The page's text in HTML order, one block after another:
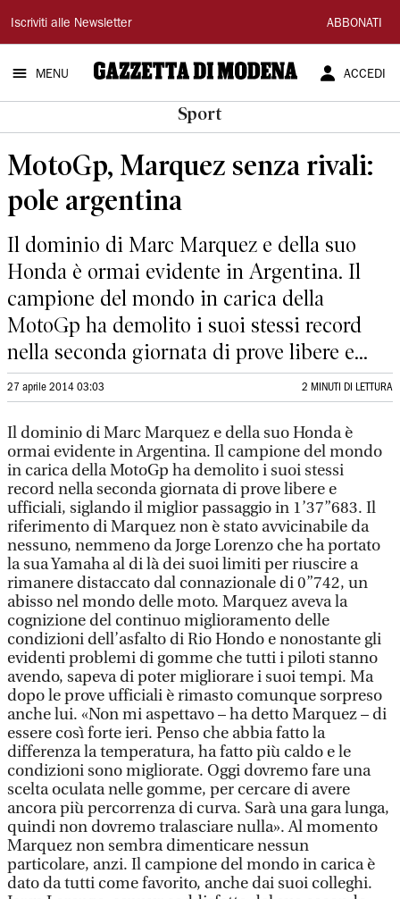
Gazzetta
di
Modena
Iscriviti alle Newsletter ABBONATI
MENU ACCEDI
Sport
MotoGp, Marquez senza rivali:
pole argentina
Il dominio di Marc Marquez e della suo
Honda è ormai evidente in Argentina. Il
campione del mondo in carica della
MotoGp ha demolito i suoi stessi record
nella seconda giornata di prove libere e...
27 aprile 2014 03:03 2 MINUTI DI LETTURA
Il dominio di Marc Marquez e della suo Honda è
ormai evidente in Argentina. Il campione del mondo
in carica della MotoGp ha demolito i suoi stessi
record nella seconda giornata di prove libere e
ufficiali, siglando il miglior passaggio in 1’37”683. Il
riferimento di Marquez non è stato avvicinabile da
nessuno, nemmeno da Jorge Lorenzo che ha portato
la sua Yamaha al di là dei suoi limiti per riuscire a
rimanere distaccato dal connazionale di 0”742, un
abisso nel mondo delle moto. Marquez aveva la
cognizione del continuo miglioramento delle
condizioni dell’asfalto di Rio Hondo e nonostante gli
evidenti problemi di gomme che tutti i piloti stanno
avendo, sapeva di poter migliorare i suoi tempi. Ma
dopo le prove ufficiali è rimasto comunque sorpreso
anche lui. «Non mi aspettavo – ha detto Marquez – di
essere così forte ieri. Penso che abbia fatto la
differenza la temperatura, ha fatto più caldo e le
condizioni sono migliorate. Oggi dovremo fare una
scelta oculata nelle gomme, per cercare di avere
ancora più percorrenza di curva. Sarà una gara lunga,
quindi non dovremo tralasciare nulla». Al momento
Marquez non sembra dimenticare nessun
particolare, anzi. Il campione del mondo in carica è
dato da tutti come favorito, anche dai suoi colleghi.